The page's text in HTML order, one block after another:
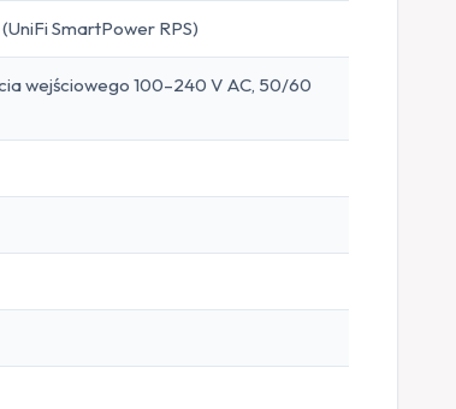
SmartPower RPS)
wejściowego 100–240 V AC, 50/60